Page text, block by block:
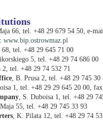
66, tel. +48 29 679 54 50, e-
www.bip.ostrowmaz.pl
68, tel. +48 29 645 71 00
5, tel. +48 29 74 686 00
2, tel. +48 29 74 532 71
, B. Prusa 2, tel. +48 29 745 30
1, tel. +48 29 29 645 20 00,
, S. Duboisa 1, tel. +48 29
55, tel. +48 29 745 33 93
, K. Pilata 12, tel. +48 29 74